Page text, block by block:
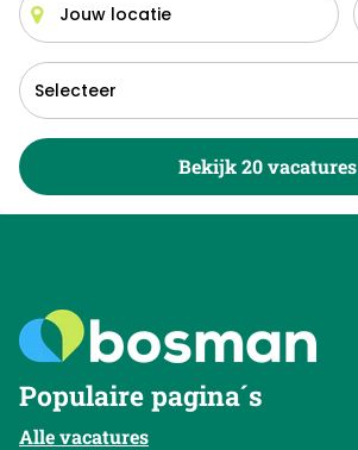
Bekijk 20 vacatures
Populaire pagina´s
Alle vacatures